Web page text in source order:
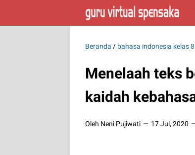
Beranda / bahasa indonesia kelas 8
Menelaah teks
kaidah
Oleh Neni Pujiwati 17 Jul, 2020